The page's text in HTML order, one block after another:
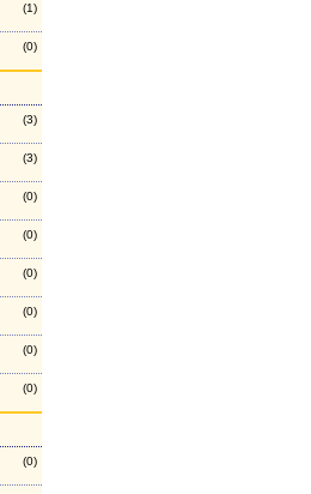
(1)
(0)
(3)
(3)
(0)
(0)
(0)
(0)
(0)
(0)
(0)